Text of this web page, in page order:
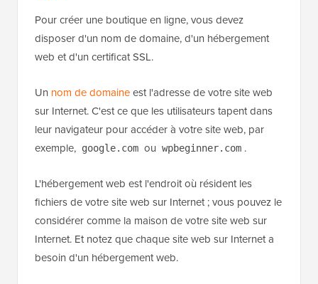
Pour créer une boutique en ligne, vous devez
disposer d'un nom de domaine, d'un hébergement
web et d'un certificat SSL.
Un nom de domaineest l'adresse de votre site web
sur Internet. C'est ce que les utilisateurs tapent dans
leur navigateur pour accéder à votre site web, par
exemple, google.com ou wpbeginner.com .
L'hébergement web est l'endroit où résident les
fichiers de votre site web sur Internet ; vous pouvez le
considérer comme la maison de votre site web sur
Internet. Et notez que chaque site web sur Internet a
besoin d'un hébergement web.